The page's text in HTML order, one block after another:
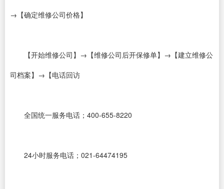
→【确定维修公司价格】
【开始维修公司】→【维修公司后开保修单】→【建立维修公
司档案】→【电话回访
全国统一服务电话；400-655-8220
24小时服务电话；021-64474195